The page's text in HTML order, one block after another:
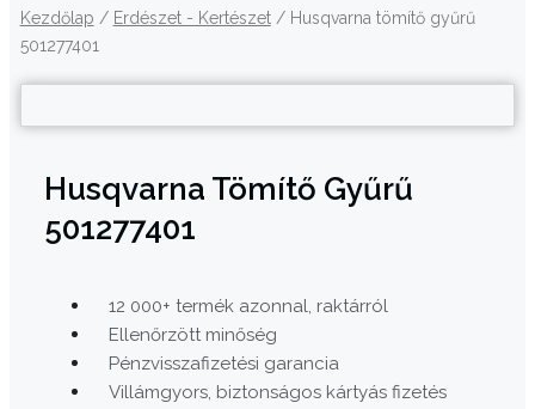
Kezdőlap / Erdészet - Kertészet/ Husqvarna tömítő gyűrű
501277401
Husqvarna Tömítő Gyűrű
501277401
12 000+ termék azonnal, raktárról
Ellenőrzött minőség
Pénzvisszafizetési garancia
Villámgyors, biztonságos kártyás fizetés